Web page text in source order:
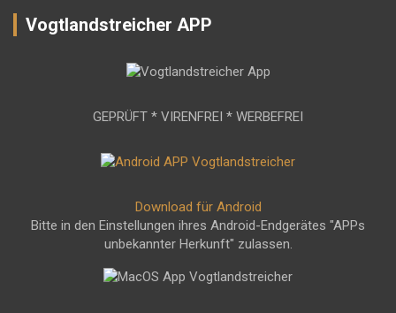
Vogtlandstreicher APP
GEPRÜFT * VIRENFREI * WERBEFREI
Download für Android
Bitte in den Einstellungen ihres Android-Endgerätes "APPs
unbekannter Herkunft" zulassen.